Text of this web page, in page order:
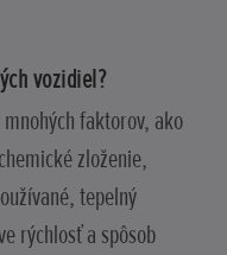
vozidiel?
faktorov, ako
zloženie,
tepelný
rýchlosť a spôsob